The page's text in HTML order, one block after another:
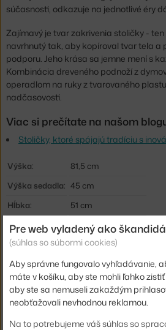
súčasnosti, odkazuje na jednotlivé éry
Zajímavý je tvar zakrivenia stoličky - ten
navrhnutý tak, aby kopíroval tvar tela a
podporu. Jeho krása sa jemne mení s
Kombinácia dreveného podnoží z
operadlom na ruky z tvarovaného
nadčasovosti.
Viac si prečítate na našom
Stoličky, ktoré spájajú tradíciu s
Výška:
81,5 cm
Výška sedadla: 45 cm
Hĺbka:
51 cm
Šírka:
60 cm
Hmotnosť:
7 kg
Podrúčky:
s podrúčkami
Farba:
čierna, tmavé drevo
Materiál:
dubové drevo, plast
Stohovateľné:
nie
Pre web vyladený ako
(súhlas so súbormi cookies)
Aby správne fungovalo vyhľadávanie,
máte v košíku, aby ste mohli ľahko
aby ste sa nemuseli zakaždým
neobťažovali nevhodnou reklamou.
Na to potrebujeme váš súhlas so